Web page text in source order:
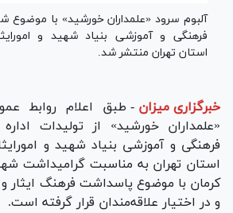
آلبوم سرود «علمداران خورشید» با
فرهنگی و آموزشی بنیاد شهید و
استان تهران منتشر شد.
خبرگزاری میزان - طبق اعلام روابط
«علمداران خورشید» از تولیدات
فرهنگی و آموزشی بنیاد شهید و
استان تهران به مناسبت گرامیداشت
کرمان با موضوع پاسداشت فرهنگ
و در اختیار علاقه‌مندان قرار گرفته است.